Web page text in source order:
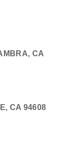
CA
CA 94608